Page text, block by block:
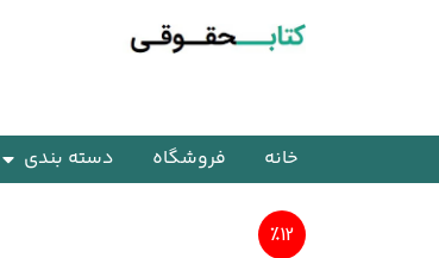
خانه فروشگاه دسته بندی
٪12